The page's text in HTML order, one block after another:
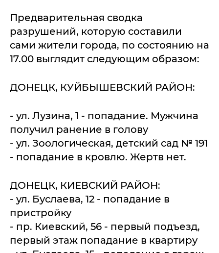
Предварительная сводка
разрушений, которую составили
сами жители города, по состоянию на
17.00 выглядит следующим образом:
ДОНЕЦК, КУЙБЫШЕВСКИЙ РАЙОН:
- ул. Лузина, 1 - попадание. Мужчина
получил ранение в голову
- ул. Зоологическая, детский сад № 191
- попадание в кровлю. Жертв нет.
ДОНЕЦК, КИЕВСКИЙ РАЙОН:
- ул. Буслаева, 12 - попадание в
пристройку
- пр. Киевский, 56 - первый подъезд,
первый этаж попадание в квартиру